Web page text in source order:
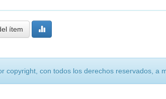
ítem
copyright, con todos los derechos reservados, a